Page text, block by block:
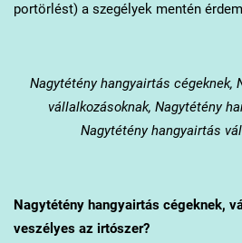
portörlést) a szegélyek mentén
Nagytétényhangyairtás cégeknek,
vállalkozásoknak, Nagytétény
Nagytétény hangyairtás
Nagytétényhangyairtás cégeknek,
veszélyes az irtószer?